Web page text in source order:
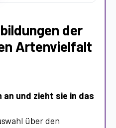
der
Artenvielfalt
und zieht sie in das
über den